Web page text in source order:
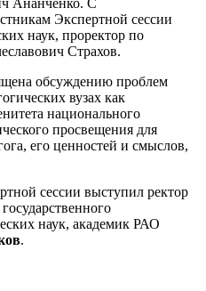
Экспертной сессии
наук, проректор по
Страхов.
обсуждению проблем
вузах как
национального
просвещения для
его ценностей и смыслов,
сессии выступил ректор
наук, академик РАО
.